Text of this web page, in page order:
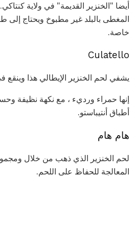
أيضا "الخنزير القديمة" في ولاية
المغطى بالبلد غير مطبوخ ويحتاج إلى
خاصة.
Culatello
يشفي لحم الخنزير الإيطالي هذا وينقع
إنها حمراء ورديء ، مع نكهة نظيفة
أطباق أنتيباستو.
هام هام
لحم الخنزير الذي ذهب من خلال
المعالجة للحفاظ على اللحم.